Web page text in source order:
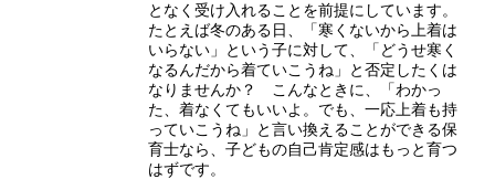
となく受け入れることを前提にしています。
たとえば冬のある日、「寒くないから上着は
いらない」という子に対して、「どうせ寒く
なるんだから着ていこうね」と否定したくは
なりませんか？ こんなときに、「わかっ
た、着なくてもいいよ。でも、一応上着も持
っていこうね」と言い換えることができる保
育士なら、子どもの自己肯定感はもっと育つ
はずです。